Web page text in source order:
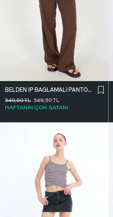
BELDEN İ̇P BAĞLAMALI PANTOLON PN16372-İ6
349,50TL
HAFTANIN ÇOK SATANI
349,50TL